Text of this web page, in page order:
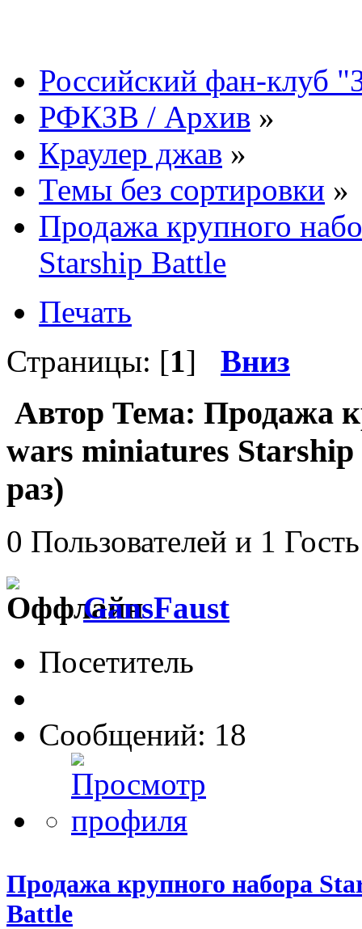
Российский фан-клуб
РФКЗВ / Архив »
Краулер джав »
Темы без сортировки »
Продажа крупного
Starship Battle
Печать
Страницы: [1] Вниз
Автор Тема: Продажа
wars miniatures
раз)
0 Пользователей и 1
GansFaust
Посетитель
Сообщений: 18
Продажа крупного набора
Battle